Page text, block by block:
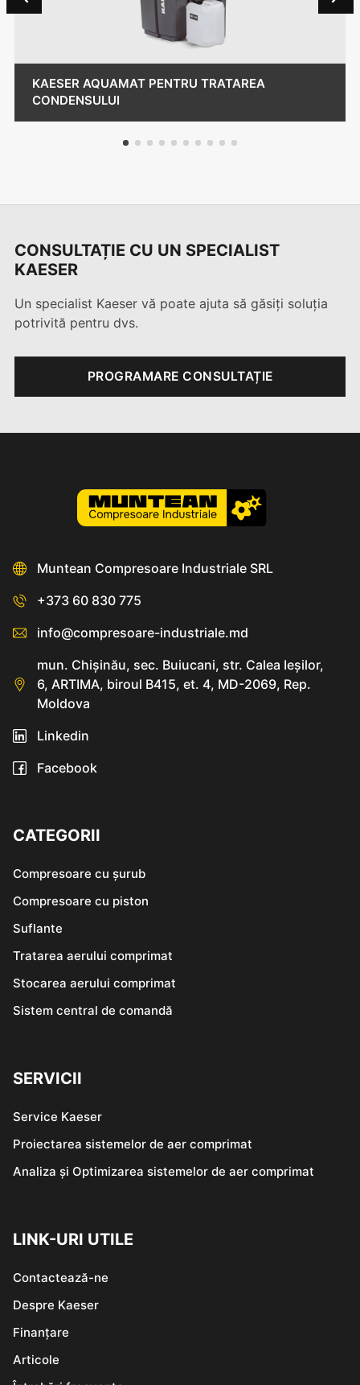
KAESER AQUAMAT PENTRU TRATAREA
CONDENSULUI
4 5 6 7 8 9 10
CONSULTAȚIE CU UN SPECIALIST
KAESER
Un specialist Kaeser vă poate ajuta să găsiți soluția
potrivită pentru dvs.
PROGRAMARE CONSULTAȚIE
Muntean Compresoare Industriale SRL
+373 60 830 775
info@compresoare-industriale.md
mun. Chişinău, sec. Buiucani, str. Calea Ieşilor,
6, ARTIMA, biroul B415, et. 4, MD-2069, Rep.
Moldova
Linkedin
Facebook
CATEGORII
Compresoare cu șurub
Compresoare cu piston
Suflante
Tratarea aerului comprimat
Stocarea aerului comprimat
Sistem central de comandă
SERVICII
Service Kaeser
Proiectarea sistemelor de aer comprimat
Analiza și Optimizarea sistemelor de aer comprimat
LINK-URI UTILE
Contactează-ne
Despre Kaeser
Finanțare
Articole